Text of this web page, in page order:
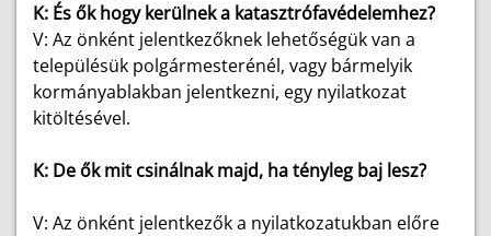
K: És ők hogy kerülnek a katasztrófavédelemhez?
V: Az önként jelentkezőknek lehetőségük van a
településük polgármesterénél, vagy bármelyik
kormányablakban jelentkezni, egy nyilatkozat
kitöltésével.
K: De ők mit csinálnak majd, ha tényleg baj lesz?
V: Az önként jelentkezők a nyilatkozatukban előre